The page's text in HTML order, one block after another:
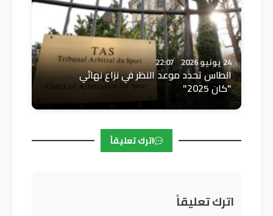
24 يونيو 2026 22:07
الطاس تحدد موعد النظر في نزاع نهائي
"كان 2025"
اترك تعليقاً
اترك تعليقاً